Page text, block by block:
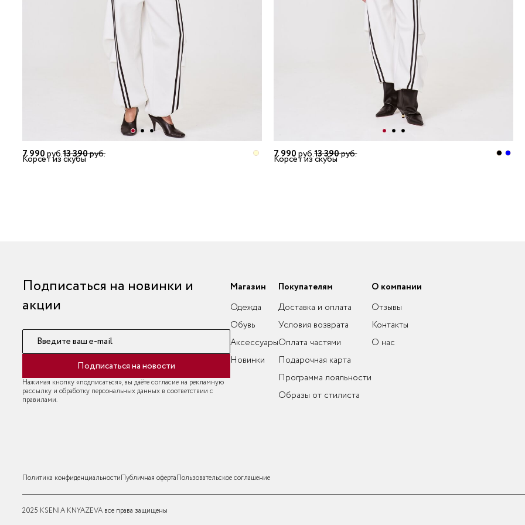
7 990руб.13 390руб.
Корсет из скубы 7 990руб.13 390руб.
Корсет из скубы
Подписаться на новинки и
акции
Введите ваш e-mail
Подписаться на новости
Нажимая кнопку «подписаться», вы даёте согласие на рекламную
рассылку и обработку персональных данных в соответствии с
правилами.
Магазин
Одежда
Обувь
Аксессуары
Новинки
Покупателям
Доставка и оплата
Условия возврата
Оплата частями
Подарочная карта
Программа лояльности
Образы от стилиста
О компании
Отзывы
Контакты
О нас
Политика конфиденциальностиПубличная офертаПользовательское соглашение
2025 KSENIA KNYAZEVA все права защищены